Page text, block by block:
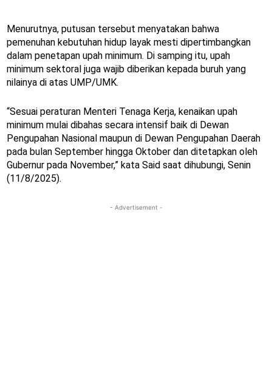
Menurutnya, putusan tersebut menyatakan bahwa
pemenuhan kebutuhan hidup layak mesti dipertimbangkan
dalam penetapan upah minimum. Di samping itu, upah
minimum sektoral juga wajib diberikan kepada buruh yang
nilainya di atas UMP/UMK.
“Sesuai peraturan Menteri Tenaga Kerja, kenaikan upah
minimum mulai dibahas secara intensif baik di Dewan
Pengupahan Nasional maupun di Dewan Pengupahan Daerah
pada bulan September hingga Oktober dan ditetapkan oleh
Gubernur pada November,” kata Said saat dihubungi, Senin
(11/8/2025).
- Advertisement -